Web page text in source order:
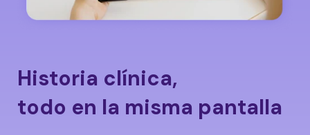
Historia clínica,
todo en la misma pantalla